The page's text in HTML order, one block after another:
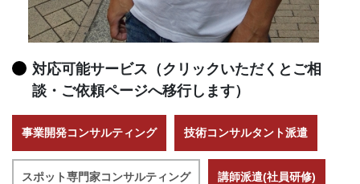
対応可能サービス（クリックいただくとご相
談・ご依頼ページへ移行します）
事業開発コンサルティング 技術コンサルタント派遣
スポット専門家コンサルティング 講師派遣(社員研修)